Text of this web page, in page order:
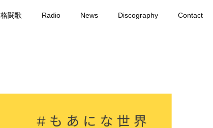
格闘歌 Radio News Discography Contact